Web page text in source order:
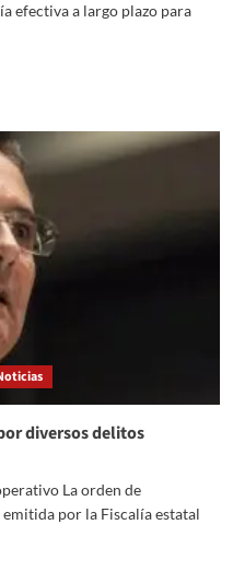
efectiva a largo plazo para
diversos delitos
La orden de
por la Fiscalía estatal